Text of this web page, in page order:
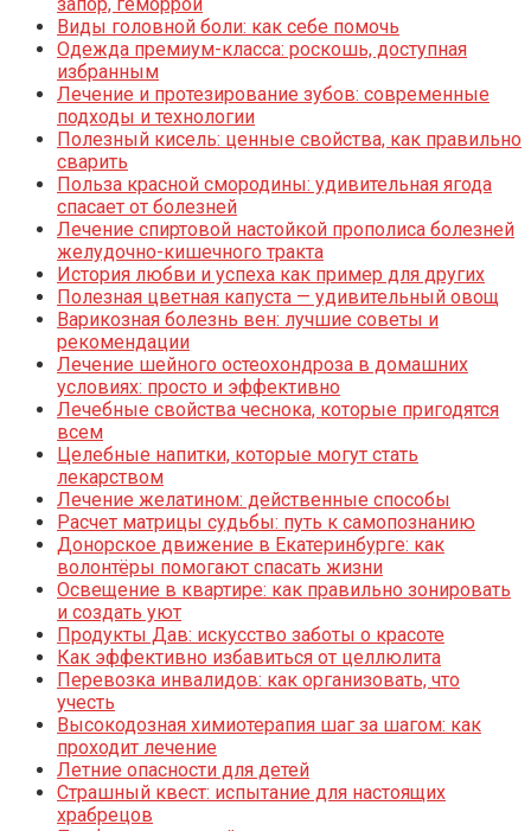
Виды головной боли: как себе помочь
Одежда премиум-класса: роскошь, доступная
избранным
Лечение и протезирование зубов: современные
подходы и технологии
Полезный кисель: ценные свойства, как правильно
сварить
Польза красной смородины: удивительная ягода
спасает от болезней
Лечение спиртовой настойкой прополиса болезней
желудочно-кишечного тракта
История любви и успеха как пример для других
Полезная цветная капуста — удивительный овощ
Варикозная болезнь вен: лучшие советы и
рекомендации
Лечение шейного остеохондроза в домашних
условиях: просто и эффективно
Лечебные свойства чеснока, которые пригодятся
всем
Целебные напитки, которые могут стать
лекарством
Лечение желатином: действенные способы
Расчет матрицы судьбы: путь к самопознанию
Донорское движение в Екатеринбурге: как
волонтёры помогают спасать жизни
Освещение в квартире: как правильно зонировать
и создать уют
Продукты Дав: искусство заботы о красоте
Как эффективно избавиться от целлюлита
Перевозка инвалидов: как организовать, что
учесть
Высокодозная химиотерапия шаг за шагом: как
проходит лечение
Летние опасности для детей
Страшный квест: испытание для настоящих
храбрецов